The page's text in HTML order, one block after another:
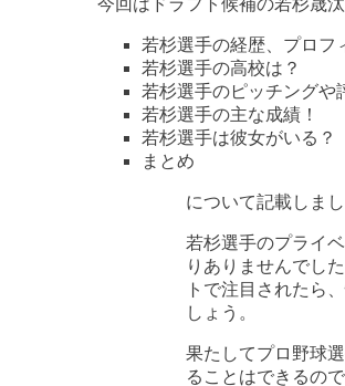
今回はドラフト候補の若杉晟
若杉選手の経歴、プロフ
若杉選手の高校は？
若杉選手のピッチングや
若杉選手の主な成績！
若杉選手は彼女がいる？
まとめ
について記載しまし
若杉選手のプライ
りありませんでし
トで注目されたら
しょう。
果たしてプロ野球
ることはできるの